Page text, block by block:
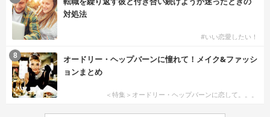
対処法
#いい恋愛したい！
オードリー・ヘップバーンに憧れて！メイク&ファッシ
ョンまとめ
＜特集＞オードリー・ヘップバーンに恋して。。。
8